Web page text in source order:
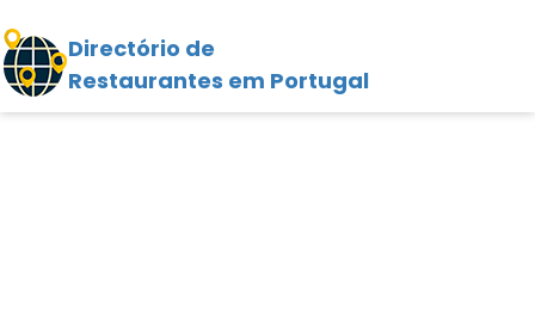
Directório de
Restaurantes em Portugal